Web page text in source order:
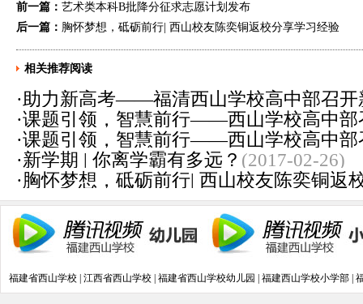
前一篇： 艺术类本科B批降分征求志愿计划发布
后一篇： 胸怀梦想，砥砺前行| 西山校友陈奕铜返校分享学习经验
相关推荐阅读
·助力新高考——福清西山学校高中部召开
(2018-10-09)
·课题引领，智慧前行——西山学校高中部
景下学生生涯规划教育和指导选课》开题
·课题引领，智慧前行——西山学校高中部
景下学生生涯规划教育和指导选课》开题
·新学期 | 你离学霸有多远？ (2017-02-26)
·胸怀梦想，砥砺前行| 西山校友陈奕铜返
16)
福建省西山学校 江西省西山学校 福建省西山学校幼儿园 福建西山学校小学部